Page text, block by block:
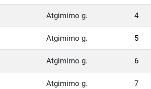
Atgimimo g. 4
Atgimimo g. 5
Atgimimo g. 6
Atgimimo g. 7